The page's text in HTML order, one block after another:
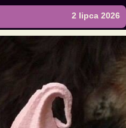
2 lipca 2026